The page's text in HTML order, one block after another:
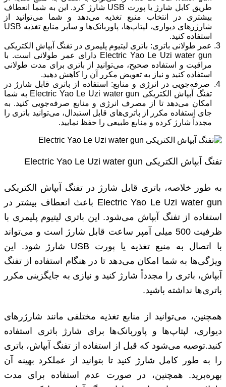
طریق کابل شارژ یا پورت USB شارژ کرد. این به شما انعطاف
بیشتری در انتخاب منبع تغذیه می‌دهد و شما می‌توانید از
شارژرهای دیواری، لپتاپ‌ها، پاوربانک‌ها و سایر منابع تغذیه USB
استفاده کنید.
عمر طولانی باتری: باتری لیتیوم پلیمری در تفنگ آبپاش الکتریکی
Electric Yao Le Uzi water gun دارای عمر طولانی است. با
مراقبت و استفاده صحیح، می‌توانید از باتری برای مدت طولانی
استفاده کنید و نیاز به تعویض مکرر آن را کاهش دهید.
صرفه‌جویی در انرژی و منابع: استفاده از باتری قابل شارژ در
تفنگ آبپاش الکتریکی Electric Yao Le Uzi water gun به شما
امکان می‌دهد تا از مصرف انرژی و منابع صرفه‌جویی کنید. به
جای استفاده مکرر از باتری‌های قابل استبدال، می‌توانید باتری را
مجدداً شارژ کرده و منابع طبیعی را حفظ نمایید.
تفنگ آبپاش الکتریکی Electric Yao Le Uzi water gun
به طور خلاصه، باتری قابل شارژ در تفنگ آبپاش الکتریکی
Electric Yao Le Uzi water gun باعث انعطاف بیشتر در
استفاده از تفنگ آبپاش می‌شود. این باتری لیتیوم پلیمری با
ظرفیت 500 میلی آمپر ساعت قابل شارژ است و می‌تواند
با اتصال به منبع تغذیه یا پورت USB شارژ شود. این
ویژگی‌ها به شما امکان می‌دهد تا در هنگام استفاده از تفنگ
آبپاش، باتری را مجدداً شارژ کنید و نیازی به جایگزینی مکرر
باتری‌ها نداشته باشید.
همچنین، می‌توانید از منابع تغذیه مختلفی مانند شارژرهای
دیواری، لپتاپ‌ها و پاوربانک‌ها برای شارژ باتری استفاده
کنید.توصیه می‌شود که قبل از استفاده از تفنگ آبپاش، باتری
را به طور کامل شارژ کنید تا بتوانید از عملکرد بهینه آن
بهره‌برید. همچنین، در صورت عدم استفاده برای مدت